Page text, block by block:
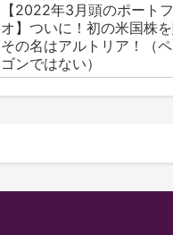
【2022年3月頭のポート
オ】ついに！初の米国株を
その名はアルトリア！（
ゴンではない）